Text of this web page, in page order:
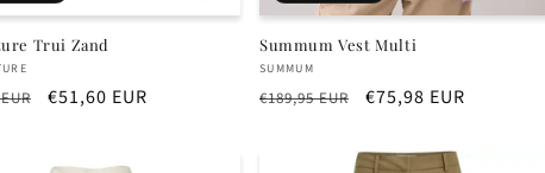
Trui Zand
Aanbiedingsprijs
€51,60 EUR
Summum Vest Multi
Verkoper:
SUMMUM
Normale
€189,95 EUR Aanbiedingsprijs
€75,98 EUR